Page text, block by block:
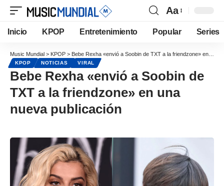
Aa
Inicio KPOP Entretenimiento Popular Series
Music Mundial > KPOP > Bebe Rexha «envió a Soobin de TXT a la friendzone» en una nueva publicación
KPOP NOTICIAS VIRAL
Bebe Rexha «envió a Soobin de
TXT a la friendzone» en una
nueva publicación